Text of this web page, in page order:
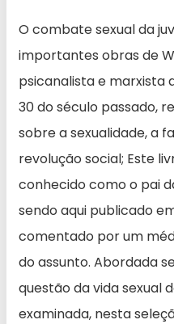
O combate sexual da
importantes obras de
psicanalista e marxista
30 do século passado,
sobre a sexualidade, a
revolução social; Este
conhecido como o pai
sendo aqui publicado
comentado por um
do assunto. Abordada
questão da vida sexual
examinada, nesta